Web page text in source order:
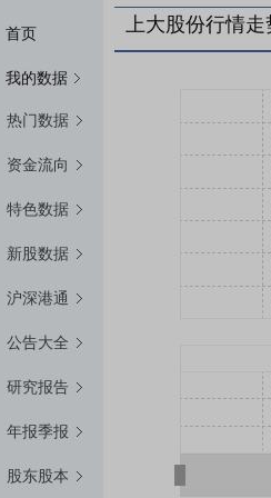
首页
我的数据
热门数据
资金流向
特色数据
新股数据
沪深港通
公告大全
研究报告
年报季报
股东股本
上大股份行情走